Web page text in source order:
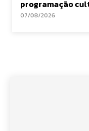
programação
07/08/2026